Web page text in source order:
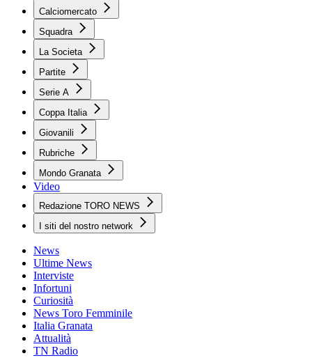
Calciomercato
Squadra
La Societa
Partite
Serie A
Coppa Italia
Giovanili
Rubriche
Mondo Granata
Video
Redazione TORO NEWS
I siti del nostro network
News
Ultime News
Interviste
Infortuni
Curiosità
News Toro Femminile
Italia Granata
Attualità
TN Radio